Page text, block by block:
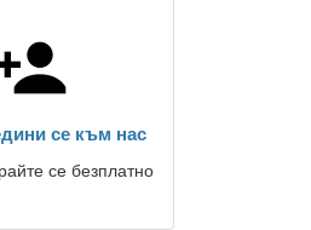
се към нас
се безплатно